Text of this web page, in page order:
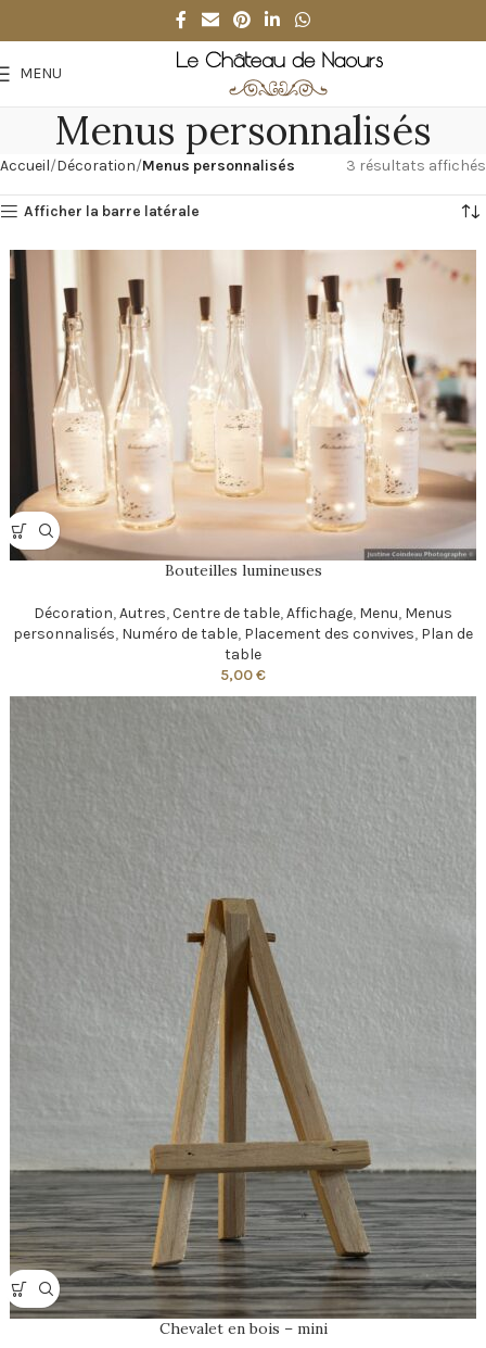
MENU
Menus personnalisés
Accueil Décoration Menus personnalisés 3 résultats affichés
Afficher la barre latérale
Bouteilles lumineuses
Décoration,Autres,Centre de table,Affichage, Menu, Menus
personnalisés, Numéro de table, Placement des convives, Plan de
table
5,00€
Chevalet en bois – mini